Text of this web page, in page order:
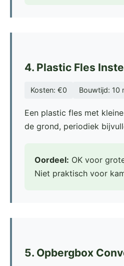
4. Plastic Fles
Kosten: €0 Bouwtijd: 10
Een plastic fles met
de grond, periodiek
Oordeel: OK voor
Niet praktisch voor
5. Opbergbox